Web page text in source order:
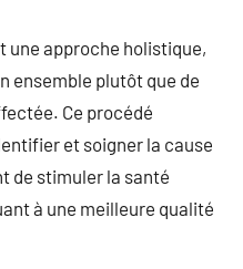
une approche holistique,
ensemble plutôt que de
Ce procédé
et soigner la cause
de stimuler la santé
à une meilleure qualité